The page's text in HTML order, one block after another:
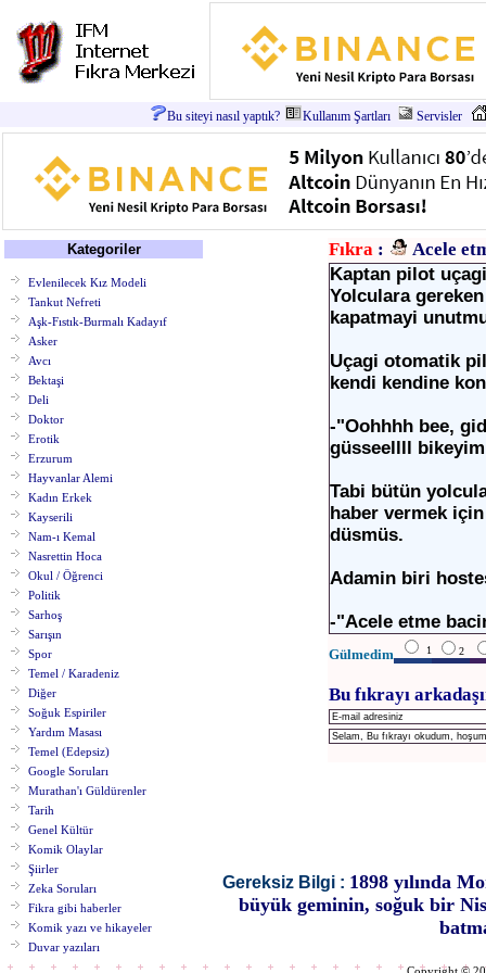
Bu siteyi nasıl yaptık? Kullanım Şartları Servisler
Kategoriler
Evlenilecek Kız Modeli
Tankut Nefreti
Aşk-Fıstık-Burmalı Kadayıf
Asker
Avcı
Bektaşi
Deli
Doktor
Erotik
Erzurum
Hayvanlar Alemi
Kadın Erkek
Kayserili
Nam-ı Kemal
Nasrettin Hoca
Okul / Öğrenci
Politik
Sarhoş
Sarışın
Spor
Temel / Karadeniz
Diğer
Soğuk Espiriler
Yardım Masası
Temel (Edepsiz)
Google Soruları
Murathan'ı Güldürenler
Tarih
Genel Kültür
Komik Olaylar
Şiirler
Zeka Soruları
Fikra gibi haberler
Komik yazı ve hikayeler
Duvar yazıları
Fıkra :
Acele
Kaptan pilot
Yolculara
kapatmayi
Uçagi otomatik
kendi kendine
-"Oohhhh bee,
güsseellll
Tabi bütün
haber vermek
düsmüs.
Adamin biri
-"Acele etme
Gülmedim 1 2
Bu fıkrayı
Gereksiz Bilgi : 1898 yılında
büyük geminin, soğuk bir